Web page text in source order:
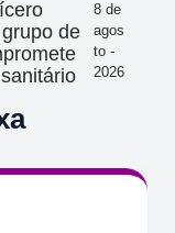
de
8 de
agos
to -
2026